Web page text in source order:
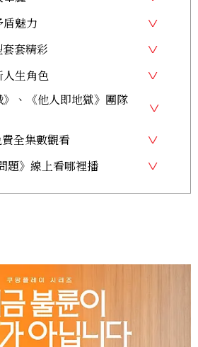
魅力
套精彩
生角色
、《他人即地獄》團隊
全集數觀看
題》線上看哪裡播